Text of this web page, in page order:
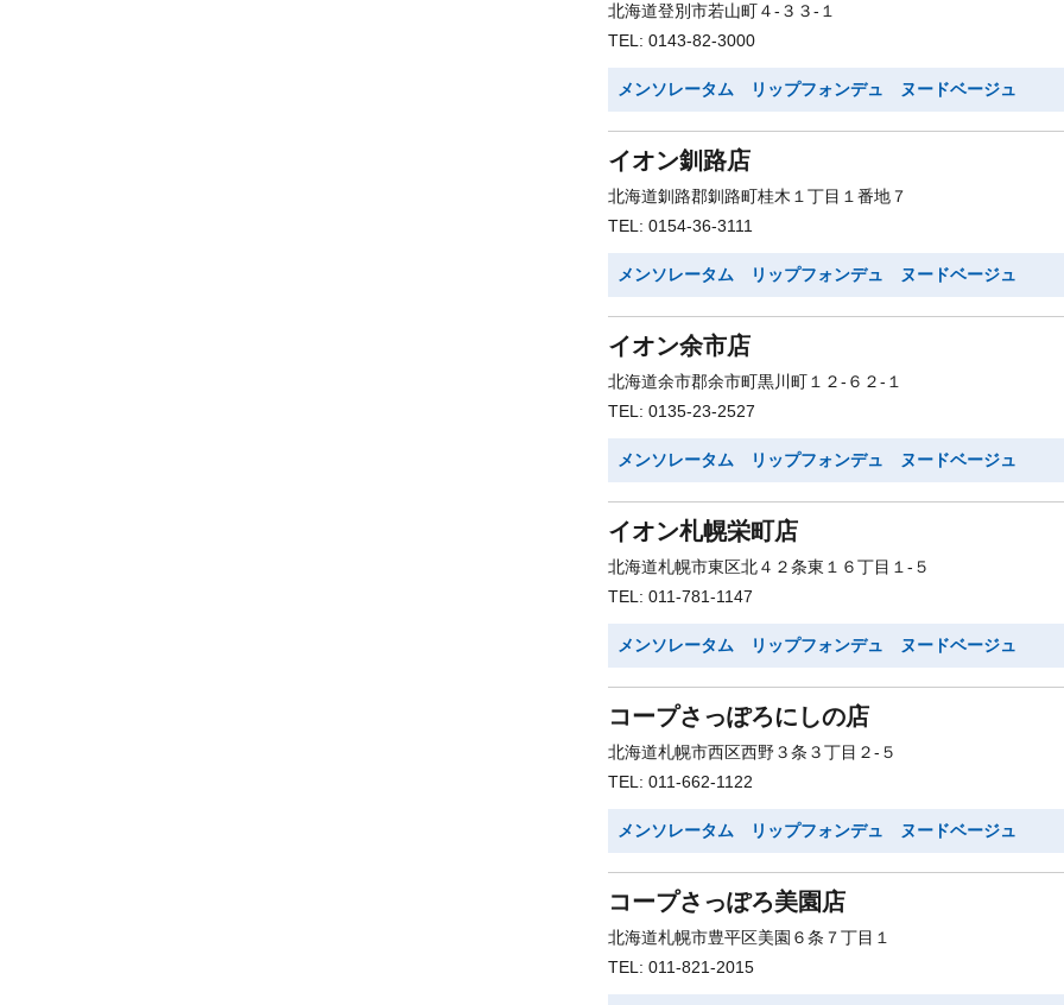
北海道登別市若山町４-３３-１
TEL: 0143-82-3000
メンソレータム リップフォンデュ ヌードベージュ
イオン釧路店
北海道釧路郡釧路町桂木１丁目１番地７
TEL: 0154-36-3111
メンソレータム リップフォンデュ ヌードベージュ
イオン余市店
北海道余市郡余市町黒川町１２-６２-１
TEL: 0135-23-2527
メンソレータム リップフォンデュ ヌードベージュ
イオン札幌栄町店
北海道札幌市東区北４２条東１６丁目１-５
TEL: 011-781-1147
メンソレータム リップフォンデュ ヌードベージュ
コープさっぽろにしの店
北海道札幌市西区西野３条３丁目２-５
TEL: 011-662-1122
メンソレータム リップフォンデュ ヌードベージュ
コープさっぽろ美園店
北海道札幌市豊平区美園６条７丁目１
TEL: 011-821-2015